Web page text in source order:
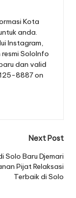
Kota
anda.
Instagram,
SoloInfo
dan valid
8887 on
Next Post
Solo Baru Djemari
Pijat Relaksasi
Terbaik di Solo